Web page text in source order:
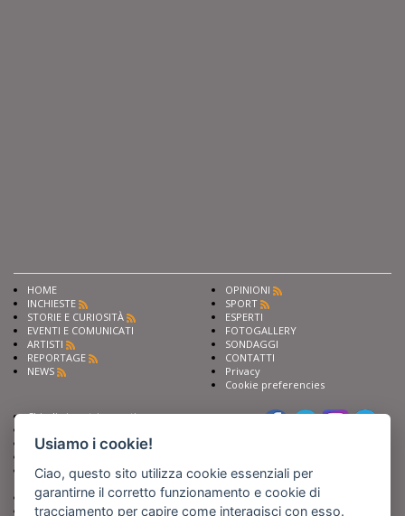
HOME
INCHIESTE
STORIE E CURIOSITÀ
EVENTI E COMUNICATI
ARTISTI
REPORTAGE
NEWS
OPINIONI
SPORT
ESPERTI
FOTOGALLERY
SONDAGGI
CONTATTI
Privacy
Cookie preferencies
Chiedi ai nostri esperti
Fai pubblicità con noi
Iscriviti al nostro corso di
giornalismo
Compra i nostri libri
Entra in Barinedita Map
Usiamo i cookie!
Ciao, questo sito utilizza cookie essenziali per
garantirne il corretto funzionamento e cookie di
tracciamento per capire come interagisci con esso.